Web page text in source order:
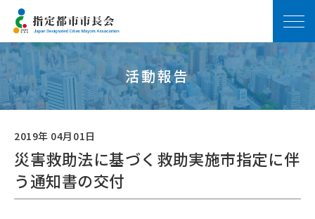
活動報告
2019年 04月01日
災害救助法に基づく救助実施市指定に伴
う通知書の交付